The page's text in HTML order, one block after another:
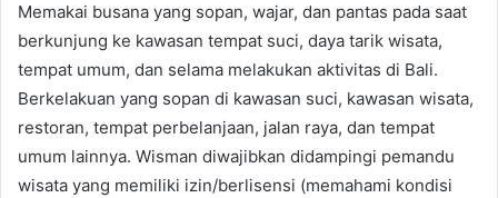
Memakai busana yang sopan, wajar, dan pantas pada saat
berkunjung ke kawasan tempat suci, daya tarik wisata,
tempat umum, dan selama melakukan aktivitas di Bali.
Berkelakuan yang sopan di kawasan suci, kawasan wisata,
restoran, tempat perbelanjaan, jalan raya, dan tempat
umum lainnya. Wisman diwajibkan didampingi pemandu
wisata yang memiliki izin/berlisensi (memahami kondisi